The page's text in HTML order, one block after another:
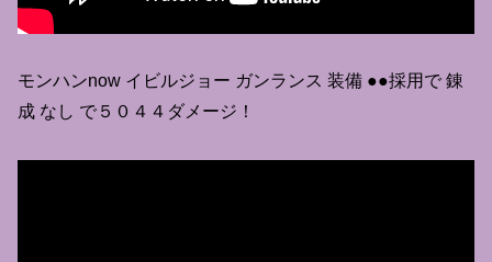
モンハンnow イビルジョー ガンランス 装備 ●●採用で 錬
成 なし で５０４４ダメージ！